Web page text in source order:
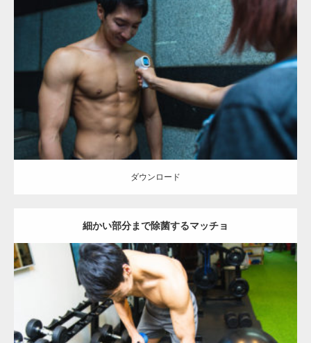
Update: 2023.02.11
Category:ロックなマッチョ オレンジの人 AKIHITO(細マッチョ)
大胸筋 天神 (福岡)
ダウンロード
ダウンロード
細かい部分まで除菌するマッチョ
Update:2023.02.11
Category:ジムのマッチョ オレンジの人 AKIHITO(細マッチョ) 肩
腕二頭筋 天神 (福岡)